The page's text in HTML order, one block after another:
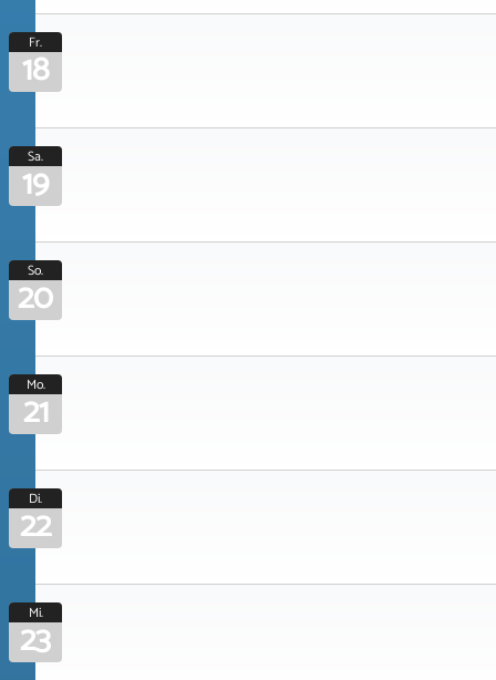
Fr.
18
Sa.
19
So.
20
Mo.
21
Di.
22
Mi.
23